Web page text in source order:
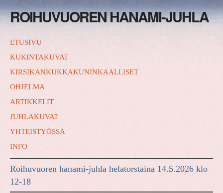
ROIHUVUOREN HANAMI-JUHLA
ETUSIVU
KUKINTAKUVAT
KIRSIKANKUKKAKUNINKAALLISET
OHJELMA
ARTIKKELIT
JUHLAKUVAT
YHTEISTYÖSSÄ
INFO
Roihuvuoren hanami-juhla helatorstaina 14.5.2026 klo
12-18